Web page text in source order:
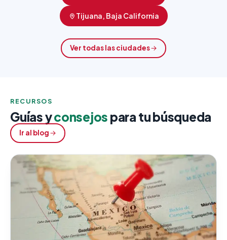
Tijuana, Baja California
Ver todas las ciudades
RECURSOS
Guías yconsejos para tu búsqueda
Ir al blog